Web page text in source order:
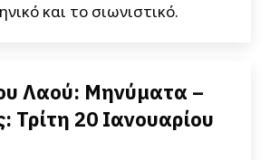
και το σιωνιστικό.
Λαού: Μηνύματα –
Τρίτη 20 Ιανουαρίου